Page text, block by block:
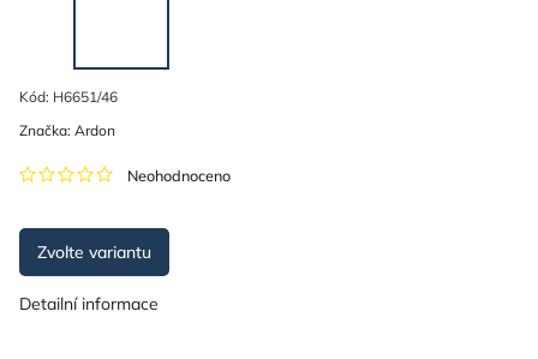
Kód: H6651/46
Neohodnoceno
Značka: Ardon
Zvolte variantu
Detailní informace